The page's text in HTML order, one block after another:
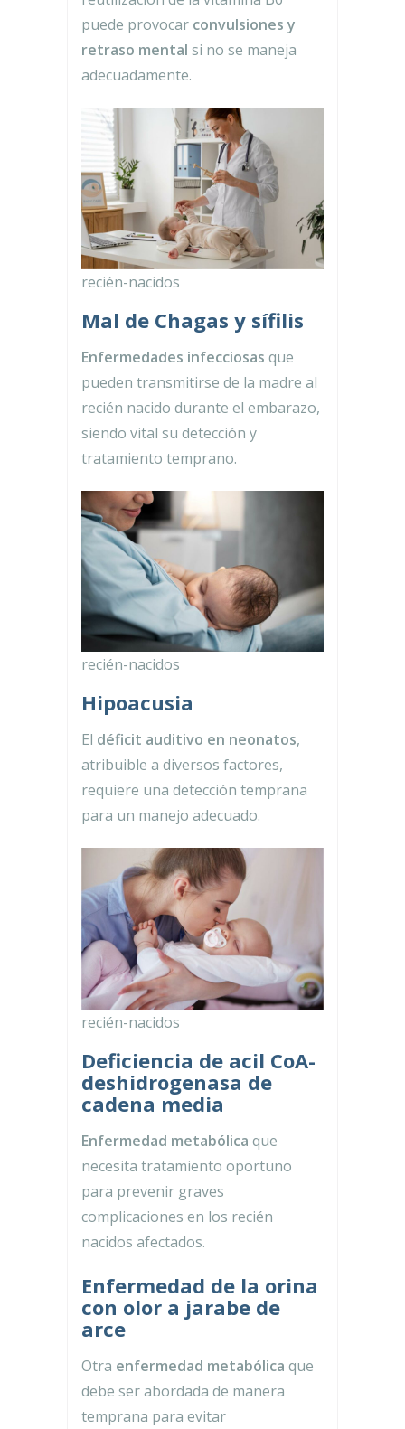
puede provocar convulsiones y
retraso mental si no se maneja
adecuadamente.
recién-nacidos
Mal de Chagas y sífilis
Enfermedades infecciosas que
pueden transmitirse de la madre al
recién nacido durante el embarazo,
siendo vital su detección y
tratamiento temprano.
recién-nacidos
Hipoacusia
El déficit auditivo en neonatos,
atribuible a diversos factores,
requiere una detección temprana
para un manejo adecuado.
recién-nacidos
Deficiencia de acil CoA-
deshidrogenasa de
cadena media
Enfermedad metabólica que
necesita tratamiento oportuno
para prevenir graves
complicaciones en los recién
nacidos afectados.
Enfermedad de la orina
con olor a jarabe de
arce
Otra enfermedad metabólica que
debe ser abordada de manera
temprana para evitar